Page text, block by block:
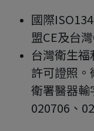
國際
盟CE及台
台灣衛生
許可證照。
衛署醫器輸
020706、